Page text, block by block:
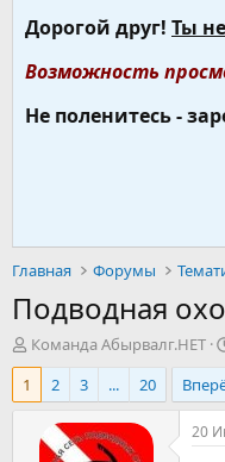
Дорогой друг! Ты
Возможность
Не поленитесь -
Главная Форумы
Подводная
А
в
о
Команда Абырвалг.НЕТ
1
2 3 ... 20
20